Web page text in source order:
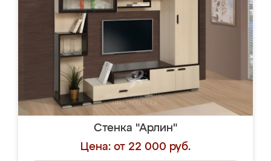
Стенка "Арлин"
Цена: от 22 000 руб.